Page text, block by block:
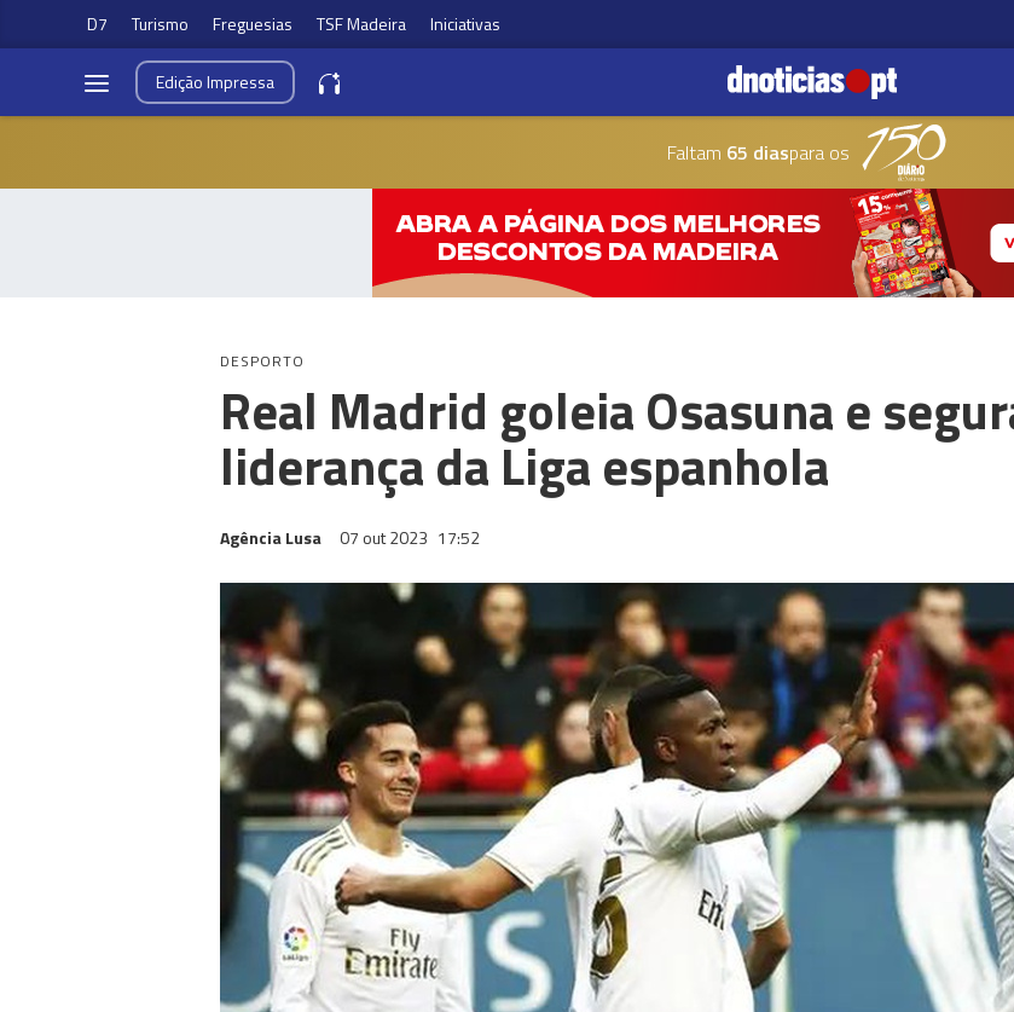
D7 Turismo Freguesias TSF Madeira Iniciativas
EdiçãoImpressa
Faltam 65 diaspara os
DESPORTO
Real Madrid goleia Osasuna e
liderança da Liga espanhola
Agência Lusa 07 out 2023 17:52